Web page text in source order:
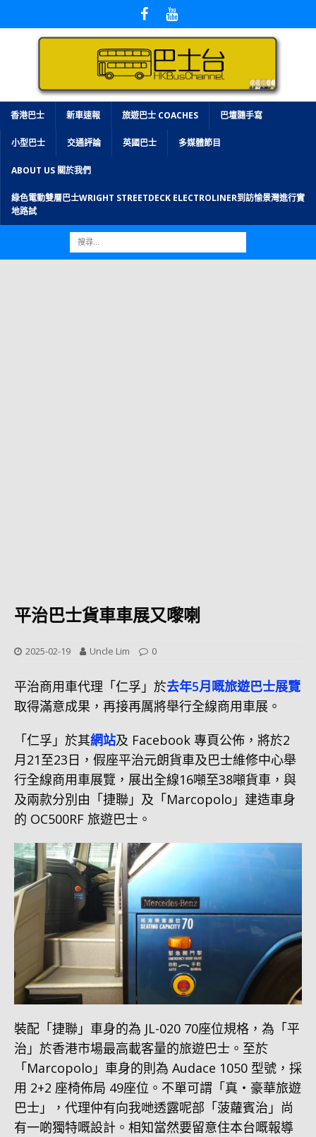
香港巴士 新車速報 旅遊巴士 COACHES 巴壇隨手寫
小型巴士 交通評論 英國巴士 多媒體節目
ABOUT US 關於我們
綠色電動雙層巴士WRIGHT STREETDECK ELECTROLINER到訪愉景灣進行實
地路試
平治巴士貨車車展又嚟喇
2025-02-19 Uncle Lim 0
平治商用車代理「仁孚」於去年5月嘅旅遊巴士展覽
取得滿意成果，再接再厲將舉行全線商用車展。
「仁孚」於其網站及 Facebook 專頁公佈，將於2
月21至23日，假座平治元朗貨車及巴士維修中心舉
行全線商用車展覽，展出全線16噸至38噸貨車，與
及兩款分別由「捷聯」及「Marcopolo」建造車身
的 OC500RF 旅遊巴士。
裝配「捷聯」車身的為 JL-020 70座位規格，為「平
治」於香港市場最高載客量的旅遊巴士。至於
「Marcopolo」車身的則為 Audace 1050 型號，採
用 2+2 座椅佈局 49座位。不單可謂「真‧豪華旅遊
巴士」，代理仲有向我哋透露呢部「菠蘿賓治」尚
有一啲獨特嘅設計。相知當然要留意住本台嘅報導